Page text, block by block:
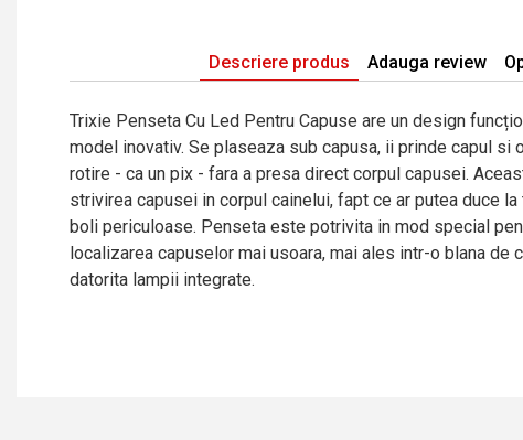
Descriere produs Adauga review
Trixie Penseta Cu Led Pentru Capuse are un design
model inovativ. Se plaseaza sub capusa, ii prinde capul si
rotire - ca un pix - fara a presa direct corpul capusei.
strivirea capusei in corpul cainelui, fapt ce ar putea duce
boli periculoase. Penseta este potrivita in mod special
localizarea capuselor mai usoara, mai ales intr-o blana de
datorita lampii integrate.